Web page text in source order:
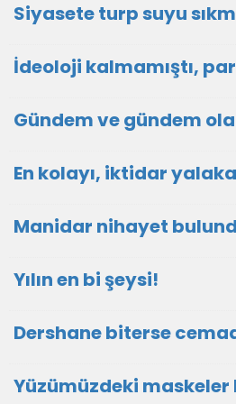
Siyasete turp suyu
İdeoloji kalmamıştı,
Gündem ve gündem
En kolayı, iktidar
Manidar nihayet
Yılın en bi şeysi!
Dershane biterse
Yüzümüzdeki maskeler